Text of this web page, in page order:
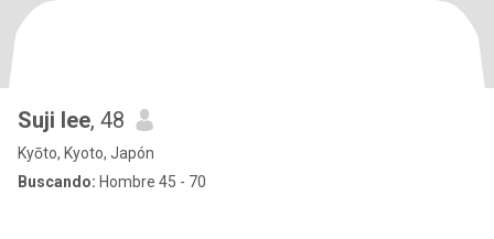
Suji lee, 48
Kyōto, Kyoto, Japón
Buscando: Hombre 45 - 70